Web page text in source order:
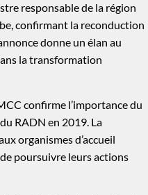
responsable de la région
confirmant la reconduction
donne un élan au
la transformation
confirme l’importance du
RADN en 2019. La
organismes d’accueil
poursuivre leurs actions